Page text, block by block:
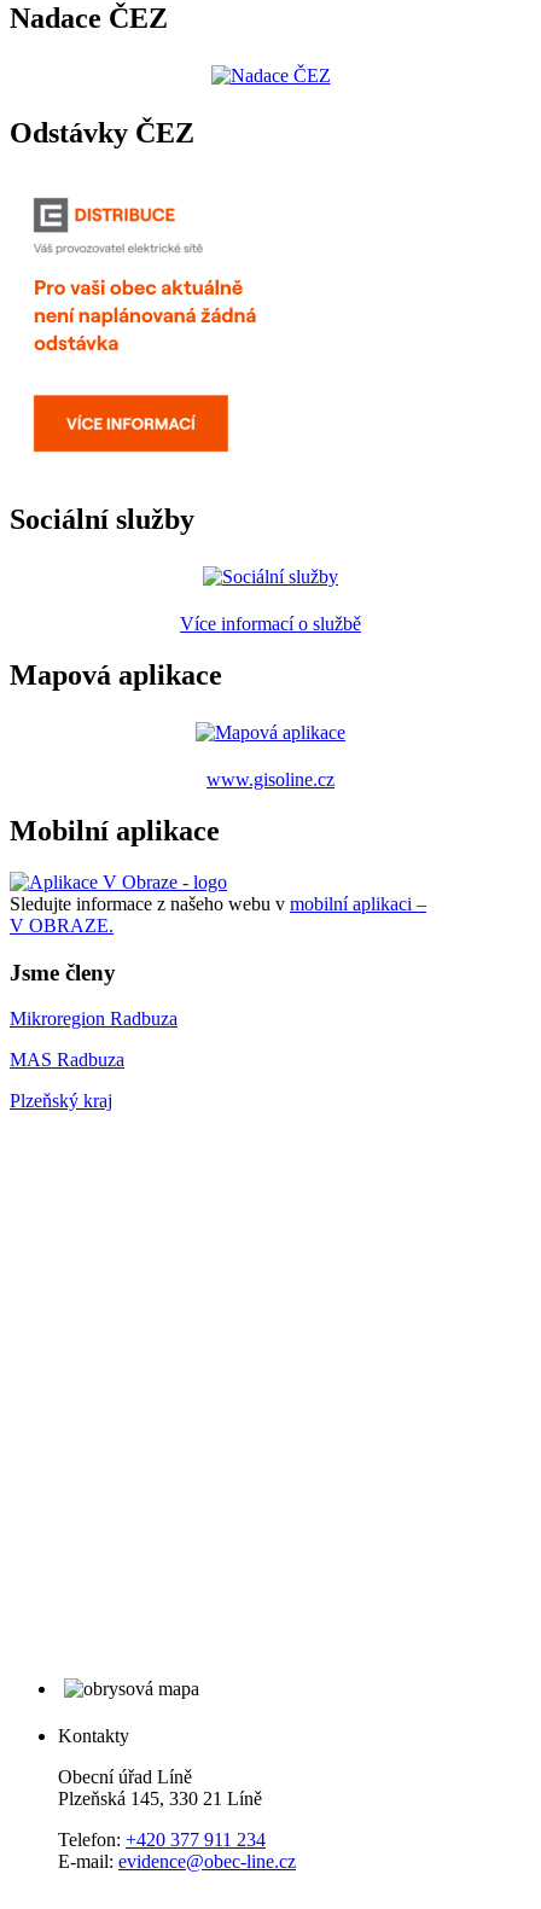
Nadace ČEZ
Odstávky ČEZ
Sociální služby
Více informací o službě
Mapová aplikace
www.gisoline.cz
Mobilní aplikace
Sledujte informace z našeho webu v mobilní aplikaci –
V OBRAZE.
Jsme členy
Mikroregion Radbuza
MAS Radbuza
Plzeňský kraj
Kontakty
Obecní úřad Líně
Plzeňská 145, 330 21 Líně
Telefon: +420 377 911 234
E-mail: evidence@obec-line.cz